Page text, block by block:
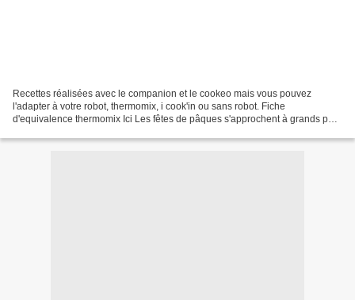
Recettes réalisées avec le companion et le cookeo mais vous pouvez
l'adapter à votre robot, thermomix, i cook'in ou sans robot. Fiche
d'equivalence thermomix Ici Les fêtes de pâques s'approchent à grands pas